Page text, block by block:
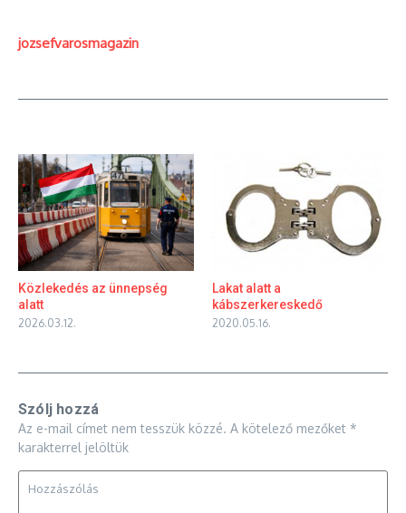
jozsefvarosmagazin
Közlekedés az ünnepség
alatt
2026.03.12.
Lakat alatt a
kábszerkereskedő
2020.05.16.
Szólj hozzá
Az e-mail címet nem tesszük közzé. A kötelező mezőket *
karakterrel jelöltük